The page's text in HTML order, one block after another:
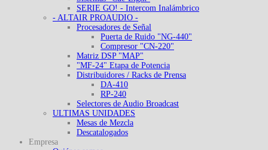
SERIE GO! - Intercom Inalámbrico
- ALTAIR PROAUDIO -
Procesadores de Señal
Puerta de Ruido "NG-440"
Compresor "CN-220"
Matriz DSP "MAP"
"MF-24" Etapa de Potencia
Distribuidores / Racks de Prensa
DA-410
RP-240
Selectores de Audio Broadcast
ULTIMAS UNIDADES
Mesas de Mezcla
Descatalogados
Empresa